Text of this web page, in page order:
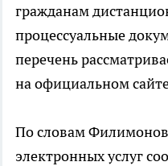
гражданам
процессуальные
перечень
на официальном
По словам
электронных услуг